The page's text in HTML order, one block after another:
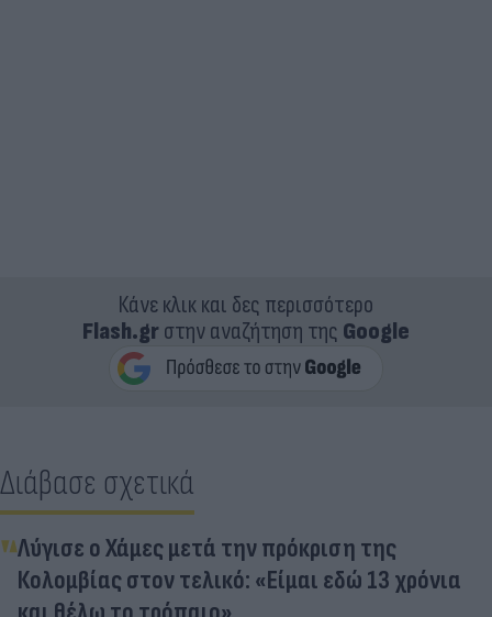
Κάνε κλικ και δες περισσότερο
Flash.grστην αναζήτηση της Google
Διάβασε σχετικά
Λύγισε ο Χάμες μετά την πρόκριση της
Κολομβίας στον τελικό: «Είμαι εδώ 13 χρόνια